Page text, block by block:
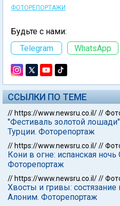
ФОТОРЕПОРТАЖИ
Будьте с нами:
Telegram
WhatsApp
ССЫЛКИ ПО ТЕМЕ
// https://www.newsru.co.il///
"Фестиваль золотой
Турции. Фоторепортаж
// https://www.newsru.co.il///
Кони в огне: испанская ночь
Фоторепортаж
// https://www.newsru.co.il///
Хвосты и гривы:
Алоним. Фоторепортаж